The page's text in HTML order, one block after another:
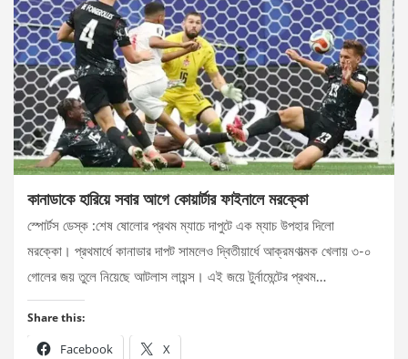
কানাডাকে হারিয়ে সবার আগে কোয়ার্টার ফাইনালে মরক্কো
স্পোর্টস ডেস্ক :শেষ ষোলোর প্রথম ম্যাচে দাপুটে এক ম্যাচ উপহার দিলো
মরক্কো। প্রথমার্ধে কানাডার দাপট সামলেও দ্বিতীয়ার্ধে আক্রমণাত্মক খেলায় ৩-০
গোলের জয় তুলে নিয়েছে আটলাস লায়ন্স। এই জয়ে টুর্নামেন্টের প্রথম…
Share this:
Facebook X